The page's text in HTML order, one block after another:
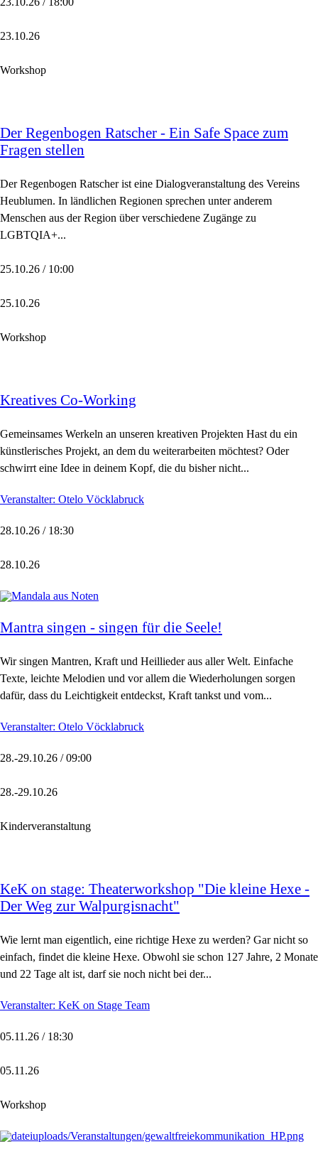
23.10.26
Workshop
Der Regenbogen Ratscher - Ein Safe Space zum
Fragen stellen
Der Regenbogen Ratscher ist eine Dialogveranstaltung des Vereins
Heublumen. In ländlichen Regionen sprechen unter anderem
Menschen aus der Region über verschiedene Zugänge zu
LGBTQIA+...
25.10.26 / 10:00
25.10.26
Workshop
Kreatives Co-Working
Gemeinsames Werkeln an unseren kreativen Projekten Hast du ein
künstlerisches Projekt, an dem du weiterarbeiten möchtest? Oder
schwirrt eine Idee in deinem Kopf, die du bisher nicht...
Veranstalter: Otelo Vöcklabruck
28.10.26 / 18:30
28.10.26
Mantra singen - singen für die Seele!
Wir singen Mantren, Kraft und Heillieder aus aller Welt. Einfache
Texte, leichte Melodien und vor allem die Wiederholungen sorgen
dafür, dass du Leichtigkeit entdeckst, Kraft tankst und vom...
Veranstalter: Otelo Vöcklabruck
28.-29.10.26 / 09:00
28.-29.10.26
Kinderveranstaltung
KeK on stage: Theaterworkshop "Die kleine Hexe -
Der Weg zur Walpurgisnacht"
Wie lernt man eigentlich, eine richtige Hexe zu werden? Gar nicht so
einfach, findet die kleine Hexe. Obwohl sie schon 127 Jahre, 2 Monate
und 22 Tage alt ist, darf sie noch nicht bei der...
Veranstalter: KeK on Stage Team
05.11.26 / 18:30
05.11.26
Workshop